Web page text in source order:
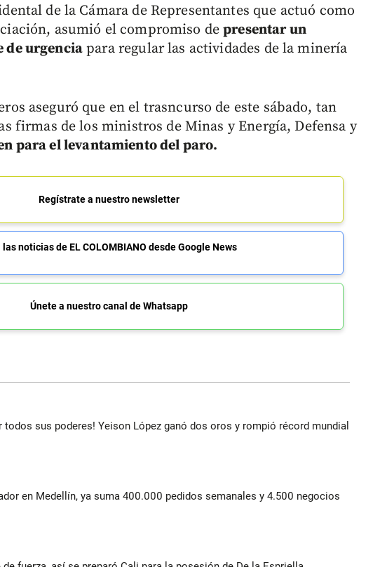
de la Cámara de Representantes que actuó como
asumió el compromiso depresentar un
de urgencia para regular las actividades de la minería
aseguró que en el trasncurso de este sábado, tan
firmas de los ministros de Minas y Energía, Defensa y
para el levantamiento del paro.
Regístrate a nuestro newsletter
las noticias de EL COLOMBIANO desde Google News
Únete a nuestro canal de Whatsapp
todos sus poderes! Yeison López ganó dos oros y rompió récord mundial
en Medellín, ya suma 400.000 pedidos semanales y 4.500 negocios